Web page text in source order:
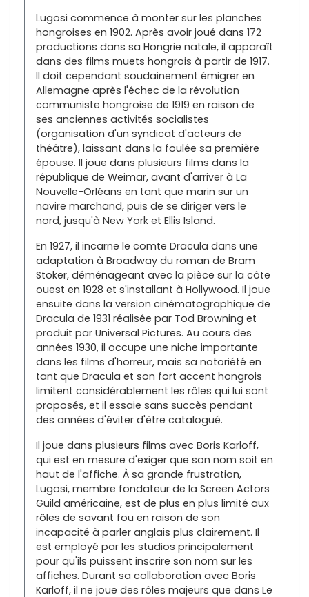
Lugosi commence à monter sur les planches
hongroises en 1902. Après avoir joué dans 172
productions dans sa Hongrie natale, il apparaît
dans des films muets hongrois à partir de 1917.
Il doit cependant soudainement émigrer en
Allemagne après l'échec de la révolution
communiste hongroise de 1919 en raison de
ses anciennes activités socialistes
(organisation d'un syndicat d'acteurs de
théâtre), laissant dans la foulée sa première
épouse. Il joue dans plusieurs films dans la
république de Weimar, avant d'arriver à La
Nouvelle-Orléans en tant que marin sur un
navire marchand, puis de se diriger vers le
nord, jusqu'à New York et Ellis Island.
En 1927, il incarne le comte Dracula dans une
adaptation à Broadway du roman de Bram
Stoker, déménageant avec la pièce sur la côte
ouest en 1928 et s'installant à Hollywood. Il joue
ensuite dans la version cinématographique de
Dracula de 1931 réalisée par Tod Browning et
produit par Universal Pictures. Au cours des
années 1930, il occupe une niche importante
dans les films d'horreur, mais sa notoriété en
tant que Dracula et son fort accent hongrois
limitent considérablement les rôles qui lui sont
proposés, et il essaie sans succès pendant
des années d'éviter d'être catalogué.
Il joue dans plusieurs films avec Boris Karloff,
qui est en mesure d'exiger que son nom soit en
haut de l'affiche. À sa grande frustration,
Lugosi, membre fondateur de la Screen Actors
Guild américaine, est de plus en plus limité aux
rôles de savant fou en raison de son
incapacité à parler anglais plus clairement. Il
est employé par les studios principalement
pour qu'ils puissent inscrire son nom sur les
affiches. Durant sa collaboration avec Boris
Karloff, il ne joue des rôles majeurs que dans Le